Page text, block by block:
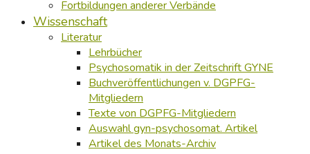
Fortbildungen anderer Verbände
Wissenschaft
Literatur
Lehrbücher
Psychosomatik in der Zeitschrift GYNE
Buchveröffentlichungen v. DGPFG-
Mitgliedern
Texte von DGPFG-Mitgliedern
Auswahl gyn-psychosomat. Artikel
Artikel des Monats-Archiv